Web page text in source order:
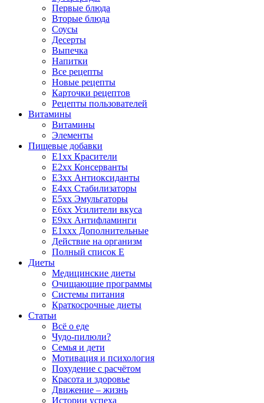
Первые блюда
Вторые блюда
Соусы
Десерты
Выпечка
Напитки
Все рецепты
Новые рецепты
Карточки рецептов
Рецепты пользователей
Витамины
Витамины
Элементы
Пищевые добавки
E1xx Красители
E2xx Консерванты
E3xx Антиоксиданты
E4xx Стабилизаторы
E5xx Эмульгаторы
E6xx Усилители вкуса
E9xx Антифламинги
E1xxx Дополнительные
Действие на организм
Полный список E
Диеты
Медицинские диеты
Очищающие программы
Системы питания
Краткосрочные диеты
Статьи
Всё о еде
Чудо-пилюли?
Семья и дети
Мотивация и психология
Похудение с расчётом
Красота и здоровье
Движение – жизнь
Истории успеха